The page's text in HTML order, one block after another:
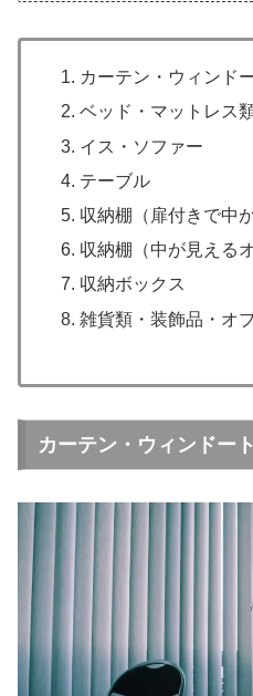
カーテン・ウィンド
ベッド・マットレス
イス・ソファー
テーブル
収納棚（扉付きで中
収納棚（中が見える
収納ボックス
雑貨類・装飾品・オ
カーテン・ウィンドー